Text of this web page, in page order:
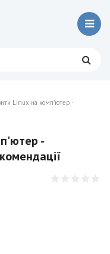
Linux на комп'ютер -
-